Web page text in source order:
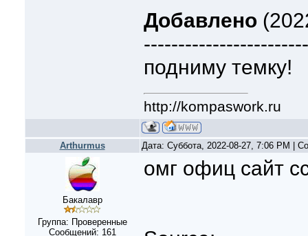
Добавлено
подниму темку!
http://kompaswork.ru
Arthurmus Дата: Суббота, 2022-08-27, 7:06 PM |
Бакалавр
Группа: Проверенные
Сообщений: 161
омг офиц сайт